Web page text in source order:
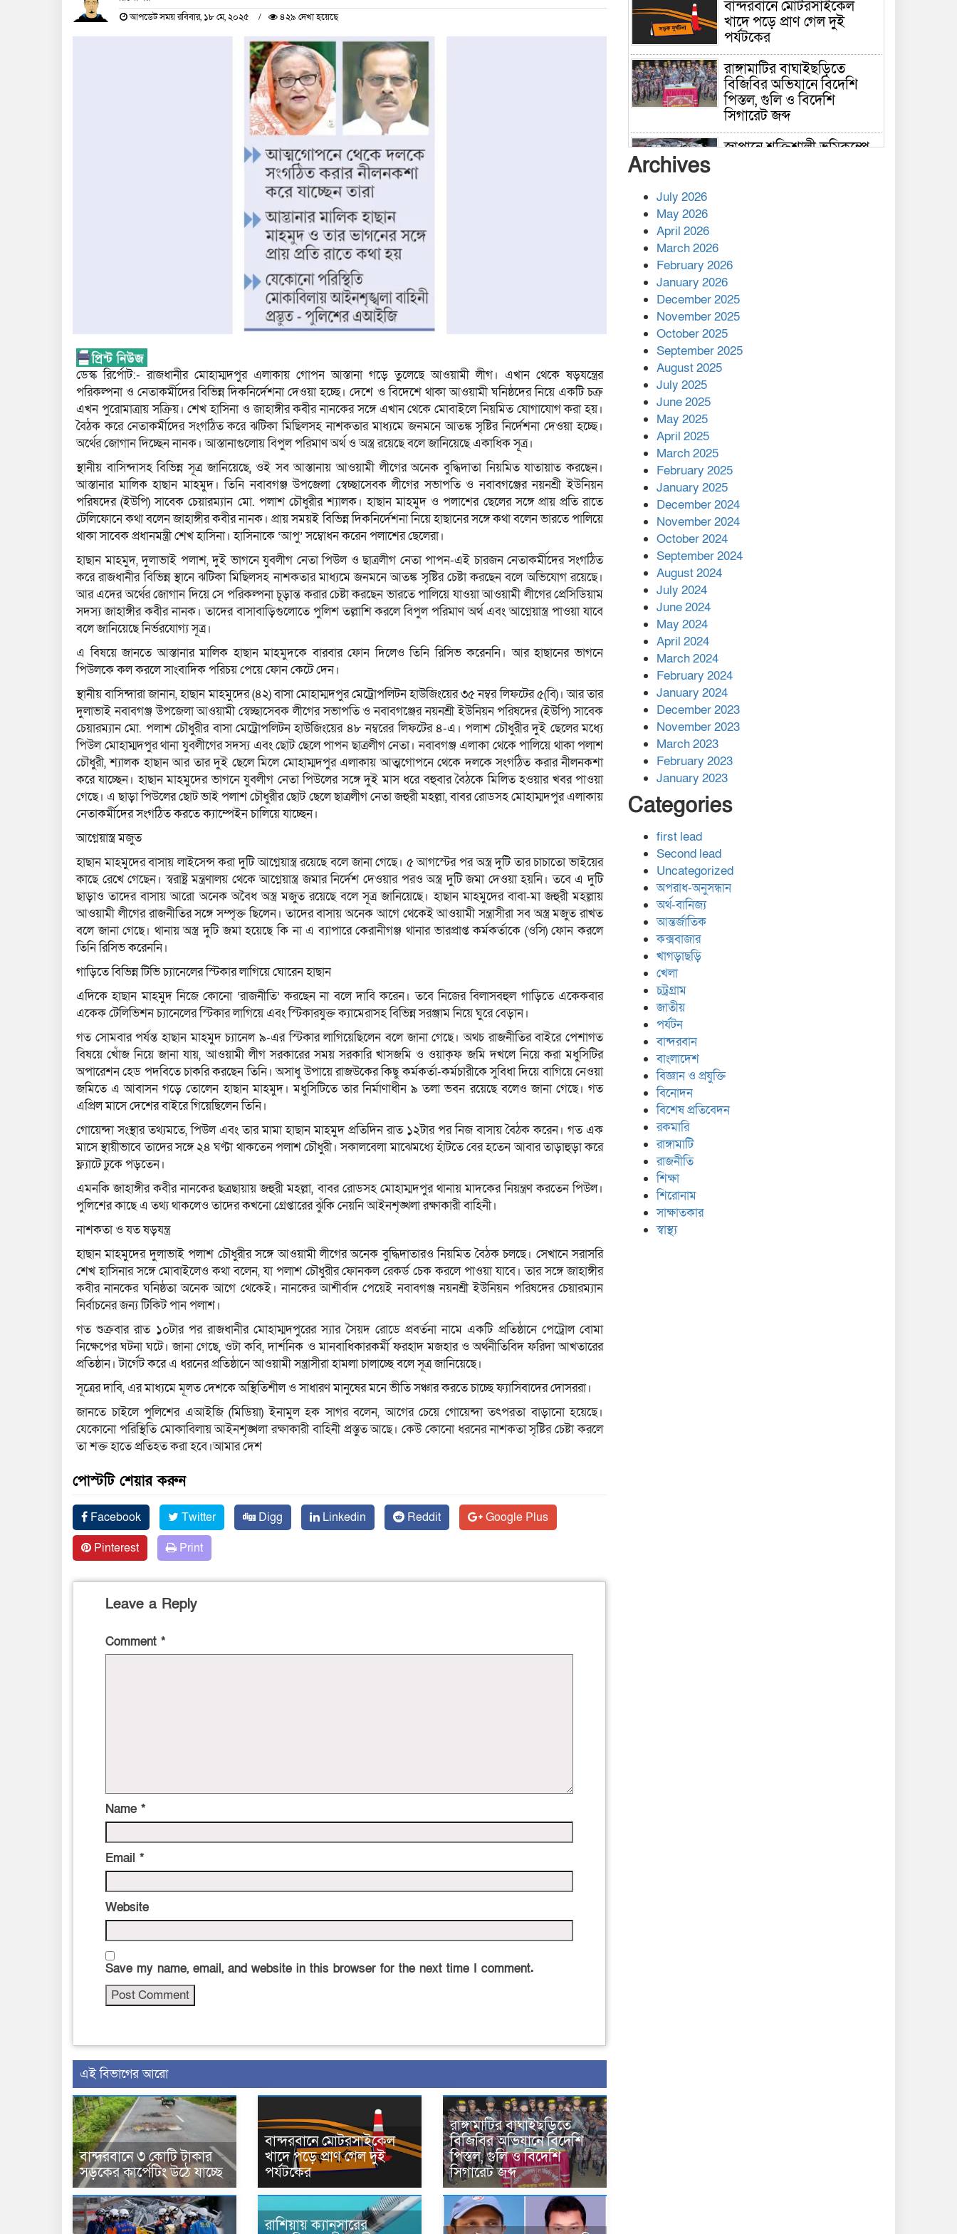
আপডেট সময় রবিবার, ১৮ মে, ২০২৫ ৪২৯ দেখা হয়েছে
ডেস্ক রির্পোট:- রাজধানীর মোহাম্মদপুর এলাকায় গোপন আস্তানা গড়ে তুলেছে আওয়ামী লীগ। এখান থেকে ষড়যন্ত্রের
পরিকল্পনা ও নেতাকর্মীদের বিভিন্ন দিকনির্দেশনা দেওয়া হচ্ছে। দেশে ও বিদেশে থাকা আওয়ামী ঘনিষ্ঠদের নিয়ে একটি চক্র
এখন পুরোমাত্রায় সক্রিয়। শেখ হাসিনা ও জাহাঙ্গীর কবীর নানকের সঙ্গে এখান থেকে মোবাইলে নিয়মিত যোগাযোগ করা হয়।
বৈঠক করে নেতাকর্মীদের সংগঠিত করে ঝটিকা মিছিলসহ নাশকতার মাধ্যমে জনমনে আতঙ্ক সৃষ্টির নির্দেশনা দেওয়া হচ্ছে।
অর্থের জোগান দিচ্ছেন নানক। আস্তানাগুলোয় বিপুল পরিমাণ অর্থ ও অস্ত্র রয়েছে বলে জানিয়েছে একাধিক সূত্র।
স্থানীয় বাসিন্দাসহ বিভিন্ন সূত্র জানিয়েছে, ওই সব আস্তানায় আওয়ামী লীগের অনেক বুদ্ধিদাতা নিয়মিত যাতায়াত করছেন।
আস্তানার মালিক হাছান মাহমুদ। তিনি নবাবগঞ্জ উপজেলা স্বেচ্ছাসেবক লীগের সভাপতি ও নবাবগঞ্জের নয়নশ্রী ইউনিয়ন
পরিষদের (ইউপি) সাবেক চেয়ারম্যান মো. পলাশ চৌধুরীর শ্যালক। হাছান মাহমুদ ও পলাশের ছেলের সঙ্গে প্রায় প্রতি রাতে
টেলিফোনে কথা বলেন জাহাঙ্গীর কবীর নানক। প্রায় সময়ই বিভিন্ন দিকনির্দেশনা নিয়ে হাছানের সঙ্গে কথা বলেন ভারতে পালিয়ে
থাকা সাবেক প্রধানমন্ত্রী শেখ হাসিনা। হাসিনাকে ‘আপু’ সম্বোধন করেন পলাশের ছেলেরা।
হাছান মাহমুদ, দুলাভাই পলাশ, দুই ভাগনে যুবলীগ নেতা পিউল ও ছাত্রলীগ নেতা পাপন-এই চারজন নেতাকর্মীদের সংগঠিত
করে রাজধানীর বিভিন্ন স্থানে ঝটিকা মিছিলসহ নাশকতার মাধ্যমে জনমনে আতঙ্ক সৃষ্টির চেষ্টা করছেন বলে অভিযোগ রয়েছে।
আর এদের অর্থের জোগান দিয়ে সে পরিকল্পনা চূড়ান্ত করার চেষ্টা করছেন ভারতে পালিয়ে যাওয়া আওয়ামী লীগের প্রেসিডিয়াম
সদস্য জাহাঙ্গীর কবীর নানক। তাদের বাসাবাড়িগুলোতে পুলিশ তল্লাশি করলে বিপুল পরিমাণ অর্থ এবং আগ্নেয়াস্ত্র পাওয়া যাবে
বলে জানিয়েছে নির্ভরযোগ্য সূত্র।
এ বিষয়ে জানতে আস্তানার মালিক হাছান মাহমুদকে বারবার ফোন দিলেও তিনি রিসিভ করেননি। আর হাছানের ভাগনে
পিউলকে কল করলে সাংবাদিক পরিচয় পেয়ে ফোন কেটে দেন।
স্থানীয় বাসিন্দারা জানান, হাছান মাহমুদের (৪২) বাসা মোহাম্মদপুর মেট্রোপলিটন হাউজিংয়ের ৩৫ নম্বর লিফটের ৫(বি)। আর তার
দুলাভাই নবাবগঞ্জ উপজেলা আওয়ামী স্বেচ্ছাসেবক লীগের সভাপতি ও নবাবগঞ্জের নয়নশ্রী ইউনিয়ন পরিষদের (ইউপি) সাবেক
চেয়ারম্যান মো. পলাশ চৌধুরীর বাসা মেট্রোপলিটন হাউজিংয়ের ৪৮ নম্বরের লিফটের ৪-এ। পলাশ চৌধুরীর দুই ছেলের মধ্যে
পিউল মোহাম্মদপুর থানা যুবলীগের সদস্য এবং ছোট ছেলে পাপন ছাত্রলীগ নেতা। নবাবগঞ্জ এলাকা থেকে পালিয়ে থাকা পলাশ
চৌধুরী, শ্যালক হাছান আর তার দুই ছেলে মিলে মোহাম্মদপুর এলাকায় আত্মগোপনে থেকে দলকে সংগঠিত করার নীলনকশা
করে যাচ্ছেন। হাছান মাহমুদের ভাগনে যুবলীগ নেতা পিউলের সঙ্গে দুই মাস ধরে বহুবার বৈঠকে মিলিত হওয়ার খবর পাওয়া
গেছে। এ ছাড়া পিউলের ছোট ভাই পলাশ চৌধুরীর ছোট ছেলে ছাত্রলীগ নেতা জহুরী মহল্লা, বাবর রোডসহ মোহাম্মদপুর এলাকায়
নেতাকর্মীদের সংগঠিত করতে ক্যাম্পেইন চালিয়ে যাচ্ছেন।
আগ্নেয়াস্ত্র মজুত
হাছান মাহমুদের বাসায় লাইসেন্স করা দুটি আগ্নেয়াস্ত্র রয়েছে বলে জানা গেছে। ৫ আগস্টের পর অস্ত্র দুটি তার চাচাতো ভাইয়ের
কাছে রেখে গেছেন। স্বরাষ্ট্র মন্ত্রণালয় থেকে আগ্নেয়াস্ত্র জমার নির্দেশ দেওয়ার পরও অস্ত্র দুটি জমা দেওয়া হয়নি। তবে এ দুটি
ছাড়াও তাদের বাসায় আরো অনেক অবৈধ অস্ত্র মজুত রয়েছে বলে সূত্র জানিয়েছে। হাছান মাহমুদের বাবা-মা জহুরী মহল্লায়
আওয়ামী লীগের রাজনীতির সঙ্গে সম্পৃক্ত ছিলেন। তাদের বাসায় অনেক আগে থেকেই আওয়ামী সন্ত্রাসীরা সব অস্ত্র মজুত রাখত
বলে জানা গেছে। থানায় অস্ত্র দুটি জমা হয়েছে কি না এ ব্যাপারে কেরানীগঞ্জ থানার ভারপ্রাপ্ত কর্মকর্তাকে (ওসি) ফোন করলে
তিনি রিসিভ করেননি।
গাড়িতে বিভিন্ন টিভি চ্যানেলের স্টিকার লাগিয়ে ঘোরেন হাছান
এদিকে হাছান মাহমুদ নিজে কোনো ‘রাজনীতি’ করছেন না বলে দাবি করেন। তবে নিজের বিলাসবহুল গাড়িতে একেকবার
একেক টেলিভিশন চ্যানেলের স্টিকার লাগিয়ে এবং স্টিকারযুক্ত ক্যামেরাসহ বিভিন্ন সরঞ্জাম নিয়ে ঘুরে বেড়ান।
গত সোমবার পর্যন্ত হাছান মাহমুদ চ্যানেল ৯-এর স্টিকার লাগিয়েছিলেন বলে জানা গেছে। অথচ রাজনীতির বাইরে পেশাগত
বিষয়ে খোঁজ নিয়ে জানা যায়, আওয়ামী লীগ সরকারের সময় সরকারি খাসজমি ও ওয়াক্ফ জমি দখলে নিয়ে করা মধুসিটির
অপারেশন হেড পদবিতে চাকরি করছেন তিনি। অসাধু উপায়ে রাজউকের কিছু কর্মকর্তা-কর্মচারীকে সুবিধা দিয়ে বাগিয়ে নেওয়া
জমিতে এ আবাসন গড়ে তোলেন হাছান মাহমুদ। মধুসিটিতে তার নির্মাণাধীন ৯ তলা ভবন রয়েছে বলেও জানা গেছে। গত
এপ্রিল মাসে দেশের বাইরে গিয়েছিলেন তিনি।
গোয়েন্দা সংস্থার তথ্যমতে, পিউল এবং তার মামা হাছান মাহমুদ প্রতিদিন রাত ১২টার পর নিজ বাসায় বৈঠক করেন। গত এক
মাসে স্থায়ীভাবে তাদের সঙ্গে ২৪ ঘণ্টা থাকতেন পলাশ চৌধুরী। সকালবেলা মাঝেমধ্যে হাঁটতে বের হতেন আবার তাড়াহুড়া করে
ফ্ল্যাটে ঢুকে পড়তেন।
এমনকি জাহাঙ্গীর কবীর নানকের ছত্রছায়ায় জহুরী মহল্লা, বাবর রোডসহ মোহাম্মদপুর থানায় মাদকের নিয়ন্ত্রণ করতেন পিউল।
পুলিশের কাছে এ তথ্য থাকলেও তাদের কখনো গ্রেপ্তারের ঝুঁকি নেয়নি আইনশৃঙ্খলা রক্ষাকারী বাহিনী।
নাশকতা ও যত ষড়যন্ত্র
হাছান মাহমুদের দুলাভাই পলাশ চৌধুরীর সঙ্গে আওয়ামী লীগের অনেক বুদ্ধিদাতারও নিয়মিত বৈঠক চলছে। সেখানে সরাসরি
শেখ হাসিনার সঙ্গে মোবাইলেও কথা বলেন, যা পলাশ চৌধুরীর ফোনকল রেকর্ড চেক করলে পাওয়া যাবে। তার সঙ্গে জাহাঙ্গীর
কবীর নানকের ঘনিষ্ঠতা অনেক আগে থেকেই। নানকের আশীর্বাদ পেয়েই নবাবগঞ্জ নয়নশ্রী ইউনিয়ন পরিষদের চেয়ারম্যান
নির্বাচনের জন্য টিকিট পান পলাশ।
গত শুক্রবার রাত ১০টার পর রাজধানীর মোহাম্মদপুরের স্যার সৈয়দ রোডে প্রবর্তনা নামে একটি প্রতিষ্ঠানে পেট্রোল বোমা
নিক্ষেপের ঘটনা ঘটে। জানা গেছে, ওটা কবি, দার্শনিক ও মানবাধিকারকর্মী ফরহাদ মজহার ও অর্থনীতিবিদ ফরিদা আখতারের
প্রতিষ্ঠান। টার্গেট করে এ ধরনের প্রতিষ্ঠানে আওয়ামী সন্ত্রাসীরা হামলা চালাচ্ছে বলে সূত্র জানিয়েছে।
সূত্রের দাবি, এর মাধ্যমে মূলত দেশকে অস্থিতিশীল ও সাধারণ মানুষের মনে ভীতি সঞ্চার করতে চাচ্ছে ফ্যাসিবাদের দোসররা।
জানতে চাইলে পুলিশের এআইজি (মিডিয়া) ইনামুল হক সাগর বলেন, আগের চেয়ে গোয়েন্দা তৎপরতা বাড়ানো হয়েছে।
যেকোনো পরিস্থিতি মোকাবিলায় আইনশৃঙ্খলা রক্ষাকারী বাহিনী প্রস্তুত আছে। কেউ কোনো ধরনের নাশকতা সৃষ্টির চেষ্টা করলে
তা শক্ত হাতে প্রতিহত করা হবে।আমার দেশ
পোস্টটি শেয়ার করুন
Facebook Twitter Digg Linkedin Reddit
Google Plus
Pinterest
Print
Leave a Reply
Comment *
Name *
Email *
Website
Save my name, email, and website in this browser for the next time I comment.
এই বিভাগের আরো
বান্দরবানে ৩ কোটি টাকার
সড়কের কার্পেটিং উঠে যাচ্ছে
বান্দরবানে মোটরসাইকেল
খাদে পড়ে প্রাণ গেল দুই
পর্যটকের
রাঙ্গামাটির বাঘাইছড়িতে
বিজিবির অভিযানে বিদেশি
পিস্তল, গুলি ও বিদেশি
সিগারেট জব্দ
রাশিয়ায় ক্যানসারের
বান্দরবানে মোটরসাইকেল
খাদে পড়ে প্রাণ গেল দুই
পর্যটকের
রাঙ্গামাটির বাঘাইছড়িতে
বিজিবির অভিযানে বিদেশি
পিস্তল, গুলি ও বিদেশি
সিগারেট জব্দ
জাপানে শক্তিশালী ভূমিকম্পে
কাপ্তাই প্রেস ক্লাবের সভাপতি
মাহফুজ, সম্পাদক রিপন মারমা
নির্বাচিত
মালয়েশিয়ার প্রধানমন্ত্রীকে চিঠি
দেয়ার পর ফোন তারেক
রহমানের,গ্যাস সঙ্কট
মোকাবিলায় সহায়তার আশ্বাস
এক বিলিয়ন ডলার বিনিয়োগ
হবে আনোয়ারায়
বান্দরবানে বন্যায় ক্ষতিগ্রস্তদের
মাঝে সহায়তা দিলেন সাচিং প্রু
জেরী
Archives
July 2026
May 2026
April 2026
March 2026
February 2026
January 2026
December 2025
November 2025
October 2025
September 2025
August 2025
July 2025
June 2025
May 2025
April 2025
March 2025
February 2025
January 2025
December 2024
November 2024
October 2024
September 2024
August 2024
July 2024
June 2024
May 2024
April 2024
March 2024
February 2024
January 2024
December 2023
November 2023
March 2023
February 2023
January 2023
Categories
first lead
Second lead
Uncategorized
অপরাধ-অনুসন্ধান
অর্থ-বানিজ্য
আন্তর্জাতিক
কক্সবাজার
খাগড়াছড়ি
খেলা
চট্রগ্রাম
জাতীয়
পর্যটন
বান্দরবান
বাংলাদেশ
বিজ্ঞান ও প্রযুক্তি
বিনোদন
বিশেষ প্রতিবেদন
রকমারি
রাঙ্গামাটি
রাজনীতি
শিক্ষা
শিরোনাম
সাক্ষাতকার
স্বাস্থ্য